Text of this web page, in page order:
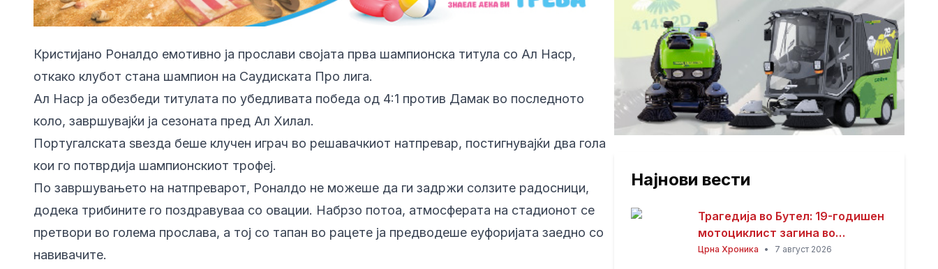
Кристијано Роналдо емотивно ја прослави својата прва шампионска титула со Ал Наср,
откако клубот стана шампион на Саудиската Про лига.
Ал Наср ја обезбеди титулата по убедливата победа од 4:1 против Дамак во последното
коло, завршувајќи ја сезоната пред Ал Хилал.
Португалската ѕвезда беше клучен играч во решавачкиот натпревар, постигнувајќи два гола
кои го потврдија шампионскиот трофеј.
По завршувањето на натпреварот, Роналдо не можеше да ги задржи солзите радосници,
додека трибините го поздравуваа со овации. Набрзо потоа, атмосферата на стадионот се
претвори во голема прослава, а тој со тапан во рацете ја предводеше еуфоријата заедно со
навивачите.
Најнови вести
Трагедија во Бутел: 19-годишен
мотоциклист загина во
сообраќајна несреќа
Црна Хроника • 7 август 2026